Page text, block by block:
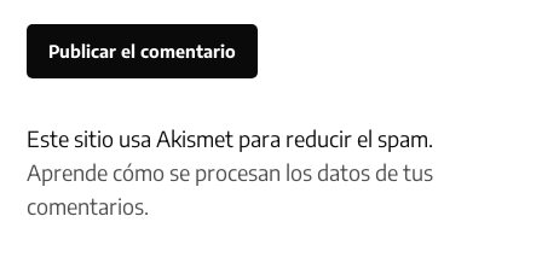
Este sitio usa Akismet para reducir el spam.
Aprende cómo se procesan los datos de tus
comentarios.